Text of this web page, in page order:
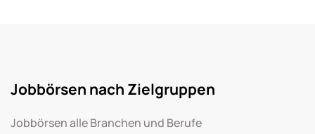
Jobbörsen nach Zielgruppen
Jobbörsen alle Branchen und Berufe